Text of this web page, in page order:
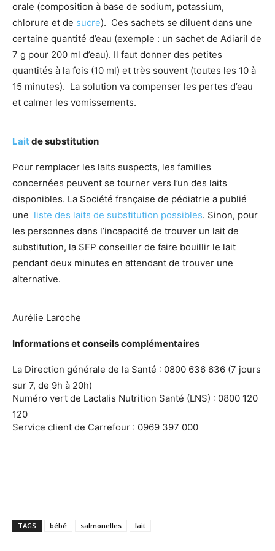
orale (composition à base de sodium, potassium,
chlorure et de sucre). Ces sachets se diluent dans une
certaine quantité d’eau (exemple : un sachet de Adiaril de
7 g pour 200 ml d’eau). Il faut donner des petites
quantités à la fois (10 ml) et très souvent (toutes les 10 à
15 minutes). La solution va compenser les pertes d’eau
et calmer les vomissements.
Laitde substitution
Pour remplacer les laits suspects, les familles
concernées peuvent se tourner vers l’un des laits
disponibles. La Société française de pédiatrie a publié
une liste des laits de substitution possibles. Sinon, pour
les personnes dans l’incapacité de trouver un lait de
substitution, la SFP conseiller de faire bouillir le lait
pendant deux minutes en attendant de trouver une
alternative.
Aurélie Laroche
Informations et conseils complémentaires
La Direction générale de la Santé : 0800 636 636 (7 jours
sur 7, de 9h à 20h)
Numéro vert de Lactalis Nutrition Santé (LNS) : 0800 120
120
Service client de Carrefour : 0969 397 000
TAGS bébé salmonelles lait